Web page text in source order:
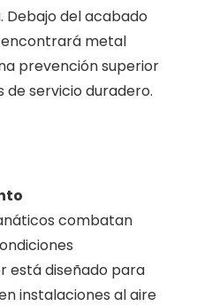
Debajo del acabado
metal
prevención superior
de servicio duradero.
combatan
está diseñado para
instalaciones al aire